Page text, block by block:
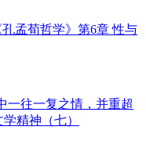
孟荀哲学》第6章 性与
一往一复之情，并重超
精神（七）